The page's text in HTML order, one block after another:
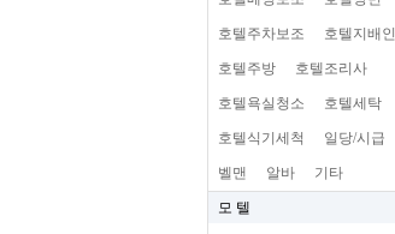
호텔주차보조 호텔지배인
호텔주방 호텔조리사
호텔욕실청소 호텔세탁
호텔식기세척 일당/시급
벨맨 알바 기타
모 텔